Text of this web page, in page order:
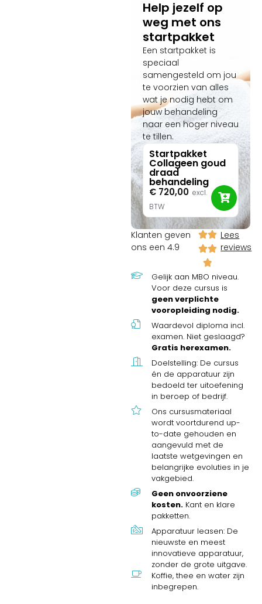
Help jezelf op
weg met ons
startpakket
Een startpakket is
speciaal
samengesteld om jou
te voorzien van alles
wat je nodig hebt om
jouw behandeling
naar een hoger niveau
te tillen.
Startpakket
Collageen goud
draad
behandeling
€ 720,00 excl.
BTW
Klanten geven
ons een 4.9
Lees
reviews
Gelijk aan MBO niveau.
Voor deze cursus is
geen verplichte
vooropleiding nodig.
Waardevol diploma incl.
examen. Niet geslaagd?
Gratis herexamen.
Doelstelling: De cursus
én de apparatuur zijn
bedoeld ter uitoefening
in beroep of bedrijf.
Ons cursusmateriaal
wordt voortdurend up-
to-date gehouden en
aangevuld met de
laatste wetgevingen en
belangrijke evoluties in je
vakgebied.
Geen onvoorziene
kosten. Kant en klare
pakketten.
Apparatuur leasen: De
nieuwste en meest
innovatieve apparatuur,
zonder de grote uitgave.
Koffie, thee en water zijn
inbegrepen.